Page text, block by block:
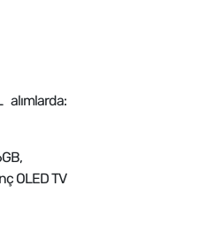
alımlarda:
OLED TV